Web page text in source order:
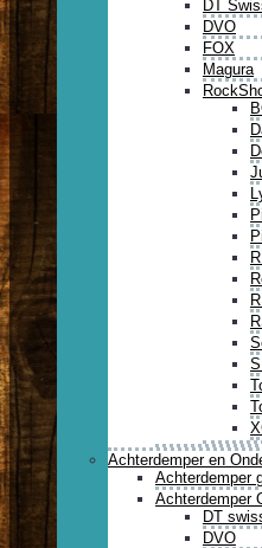
DT
DVO
FOX
Magura
Achterdemper en
Achterdemper
Achterdemper
DT
DVO